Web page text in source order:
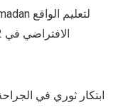
الافتراضي في 12 ساعة رمضانية
ابتكار ثوري في